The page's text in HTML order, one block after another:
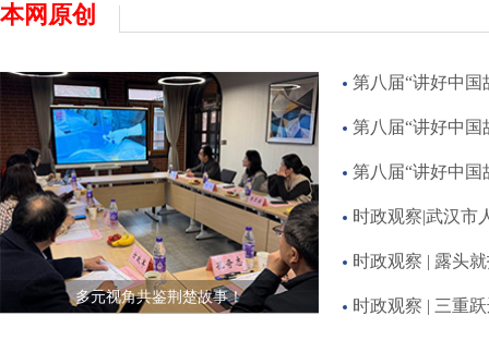
本网原创
多元视角共鉴荆楚故事！
第八届“讲好中
第八届“讲好中国故
第八届“讲好中
时政观察|武汉市
时政观察 | 露头
时政观察 | 三重